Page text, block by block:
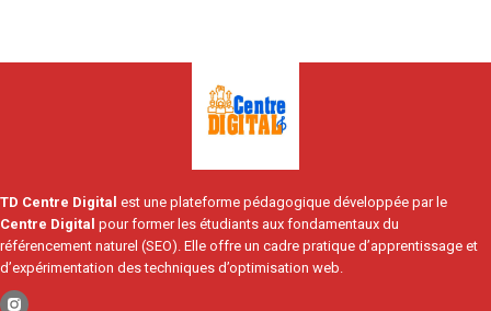
TD Centre Digital est une plateforme pédagogique développée par le
Centre Digital pour former les étudiants aux fondamentaux du
référencement naturel (SEO). Elle offre un cadre pratique d’apprentissage et
d’expérimentation des techniques d’optimisation web.